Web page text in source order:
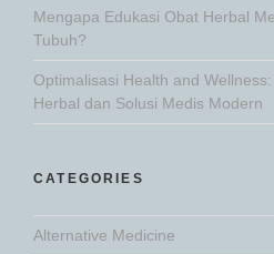
Mengapa Edukasi Obat Herbal
Tubuh?
Optimalisasi Health and
Herbal dan Solusi Medis Modern
CATEGORIES
Alternative Medicine